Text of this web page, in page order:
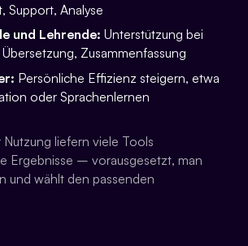
Support, Analyse
und Lehrende: Unterstützung bei
Zusammenfassung
Persönliche Effizienz steigern, etwa
oder Sprachenlernen
liefern viele Tools
Ergebnisse – vorausgesetzt, man
und wählt den passenden